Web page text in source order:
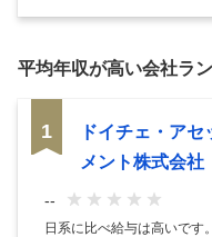
平均年収が高い会社ラ
1
ドイチェ・ア
メント株式会社
--
日系に比べ給与は高いです